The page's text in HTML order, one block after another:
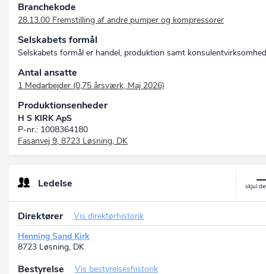
Branchekode
28.13.00 Fremstilling af andre pumper og kompressorer
Selskabets formål
Selskabets formål er handel, produktion samt
Antal ansatte
1 Medarbejder (0,75 årsværk, Maj 2026)
Produktionsenheder
H S KIRK ApS
P-nr.: 1008364180
Fasanvej 9, 8723 Løsning, DK
Ledelse
Direktører
Vis direktørhistorik
Henning Sand Kirk
8723 Løsning, DK
Bestyrelse Vis bestyrelseshistorik